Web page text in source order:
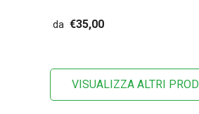
da€35,00
VISUALIZZA ALTRI